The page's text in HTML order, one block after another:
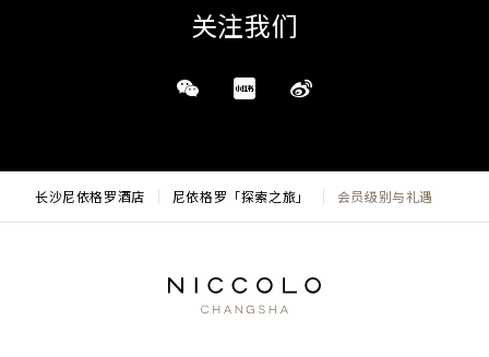
关注我们
长沙尼依格罗酒店 尼依格罗「探索之旅」 会员级别与礼遇